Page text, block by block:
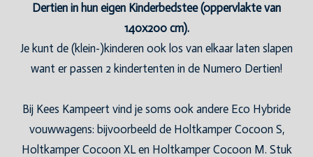
Dertien in hun eigen Kinderbedstee (oppervlakte van
140x200 cm).
Je kunt de (klein-)kinderen ook los van elkaar laten slapen
want er passen 2 kindertenten in de Numero Dertien!
Bij Kees Kampeert vind je soms ook andere Eco Hybride
vouwwagens: bijvoorbeeld de Holtkamper Cocoon S,
Holtkamper Cocoon XL en Holtkamper Cocoon M. Stuk